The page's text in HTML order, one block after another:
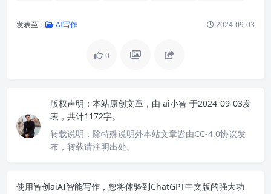
发表至： AI写作 2024-09-03
0
版权声明： 本站原创文章，由 ai小智 于2024-09-03发
表，共计1172字。
转载说明： 除特殊说明外本站文章皆由CC-4.0协议发
布，转载请注明出处。
使用智创aiAI智能写作 ，您将体验到ChatGPT中文版的强大功